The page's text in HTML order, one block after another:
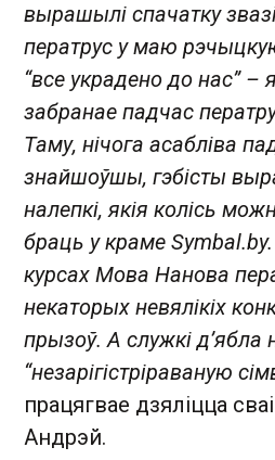
вырашылі спачатку
ператрус у маю
“все украдено до нас” –
забранае падчас
Таму, нічога асабліва
знайшоўшы, гэбісты
налепкі, якія колісь
браць у краме
курсах Мова Нанова
некаторых невялікіх
прызоў. А служкі д’ябла
“незарігістріраваную
працягвае дзяліцца
Андрэй.